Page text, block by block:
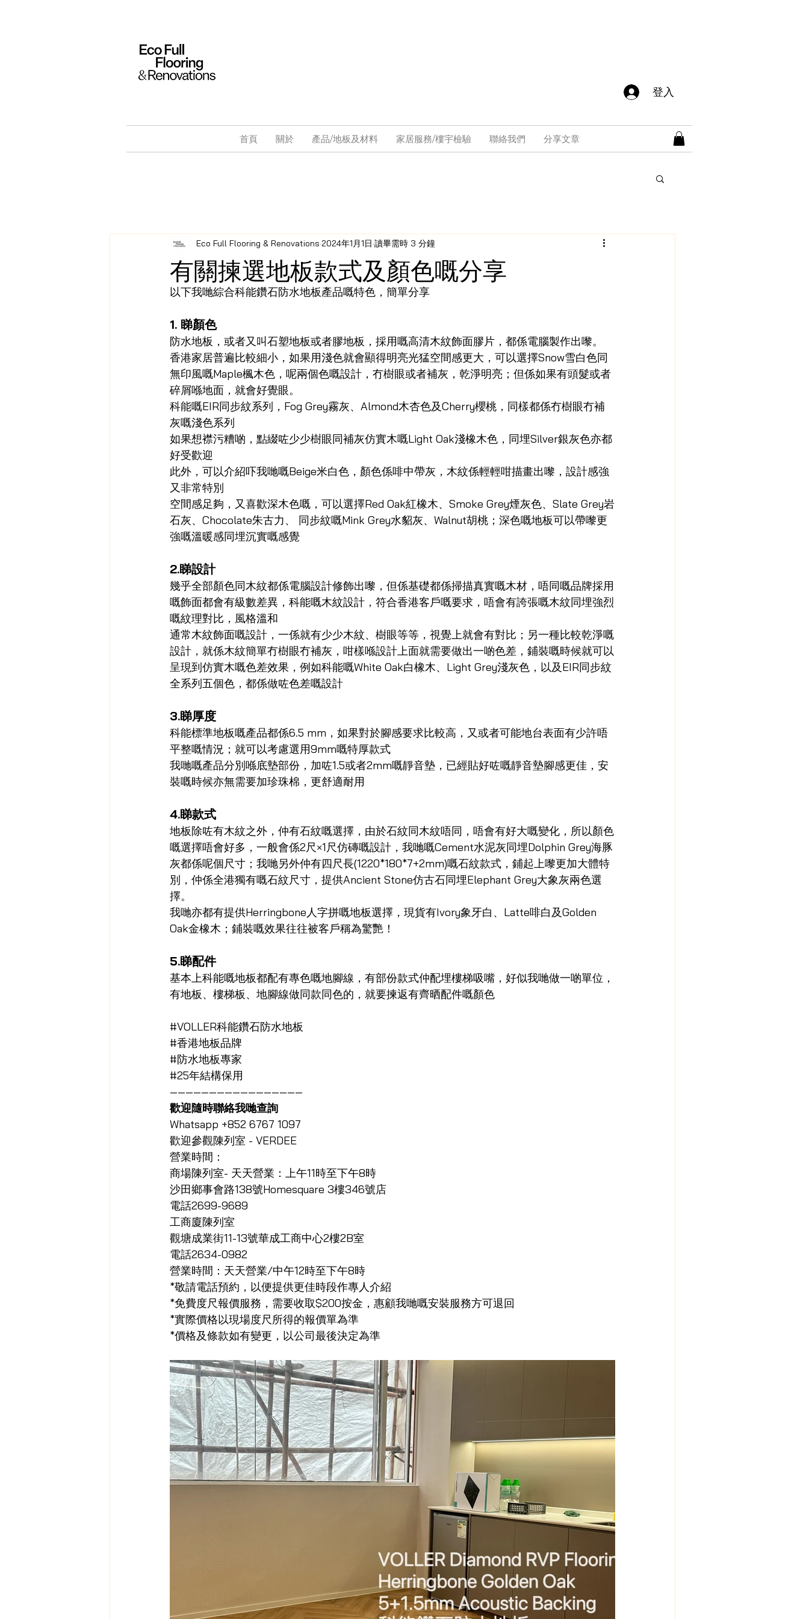
首頁 關於 產品/地板及材料 家居服務/樓宇檢驗 聯絡我們 分享文章
登入
有關揀選地板款式及顏色嘅分享
Eco Full Flooring & Renovations 2024年1月1日 讀畢需時 3 分鐘
以下我哋綜合科能鑽石防水地板產品嘅特色，簡單分享
1. 睇顏色
防水地板，或者又叫石塑地板或者膠地板，採用嘅高清木紋飾面膠片，都係電腦製作出嚟。
香港家居普遍比較細小，如果用淺色就會顯得明亮光猛空間感更大，可以選擇Snow雪白色同
無印風嘅Maple楓木色，呢兩個色嘅設計，冇樹眼或者補灰，乾淨明亮；但係如果有頭髮或者
碎屑喺地面，就會好覺眼。
科能嘅EIR同步紋系列，Fog Grey霧灰、Almond木杏色及Cherry櫻桃，同樣都係冇樹眼冇補
灰嘅淺色系列
如果想襟污糟啲，點綴咗少少樹眼同補灰仿實木嘅Light Oak淺橡木色，同埋Silver銀灰色亦都
好受歡迎
此外，可以介紹吓我哋嘅Beige米白色，顏色係啡中帶灰，木紋係輕輕咁描畫出嚟，設計感強
又非常特別
空間感足夠，又喜歡深木色嘅，可以選擇Red Oak紅橡木、Smoke Grey煙灰色、Slate Grey岩
石灰、Chocolate朱古力、 同步紋嘅Mink Grey水貂灰、Walnut胡桃；深色嘅地板可以帶嚟更
強嘅溫暖感同埋沉實嘅感覺
2.睇設計
幾乎全部顏色同木紋都係電腦設計修飾出嚟，但係基礎都係掃描真實嘅木材，唔同嘅品牌採用
嘅飾面都會有級數差異，科能嘅木紋設計，符合香港客戶嘅要求，唔會有誇張嘅木紋同埋強烈
嘅紋理對比，風格溫和
通常木紋飾面嘅設計，一係就有少少木紋、樹眼等等，視覺上就會有對比；另一種比較乾淨嘅
設計，就係木紋簡單冇樹眼冇補灰，咁樣喺設計上面就需要做出一啲色差，鋪裝嘅時候就可以
呈現到仿實木嘅色差效果，例如科能嘅White Oak白橡木、Light Grey淺灰色，以及EIR同步紋
全系列五個色，都係做咗色差嘅設計
3.睇厚度
科能標準地板嘅產品都係6.5 mm，如果對於腳感要求比較高，又或者可能地台表面有少許唔
平整嘅情況；就可以考慮選用9mm嘅特厚款式
我哋嘅產品分別喺底墊部份，加咗1.5或者2mm嘅靜音墊，已經貼好咗嘅靜音墊腳感更佳，安
裝嘅時候亦無需要加珍珠棉，更舒適耐用
4.睇款式
地板除咗有木紋之外，仲有石紋嘅選擇，由於石紋同木紋唔同，唔會有好大嘅變化，所以顏色
嘅選擇唔會好多，一般會係2尺×1尺仿磚嘅設計，我哋嘅Cement水泥灰同埋Dolphin Grey海豚
灰都係呢個尺寸；我哋另外仲有四尺長(1220*180*7+2mm)嘅石紋款式，鋪起上嚟更加大體特
別，仲係全港獨有嘅石紋尺寸，提供Ancient Stone仿古石同埋Elephant Grey大象灰兩色選
擇。
我哋亦都有提供Herringbone人字拼嘅地板選擇，現貨有Ivory象牙白、Latte啡白及Golden
Oak金橡木；鋪裝嘅效果往往被客戶稱為驚艷！
5.睇配件
基本上科能嘅地板都配有專色嘅地腳線，有部份款式仲配埋樓梯吸嘴，好似我哋做一啲單位，
有地板、樓梯板、地腳線做同款同色的，就要揀返有齊晒配件嘅顏色
#VOLLER科能鑽石防水地板
#香港地板品牌
#防水地板專家
#25年結構保用
—————————————————
歡迎隨時聯絡我哋查詢
Whatsapp +852 6767 1097
歡迎參觀陳列室 - VERDEE
營業時間：
商場陳列室- 天天營業：上午11時至下午8時
沙田鄉事會路138號Homesquare 3樓346號店
電話2699-9689
工商廈陳列室
觀塘成業街11-13號華成工商中心2樓2B室
電話2634-0982
營業時間：天天營業/中午12時至下午8時
*敬請電話預約，以便提供更佳時段作專人介紹
*免費度尺報價服務，需要收取$200按金，惠顧我哋嘅安裝服務方可退回
*實際價格以現場度尺所得的報價單為準
*價格及條款如有變更，以公司最後決定為準